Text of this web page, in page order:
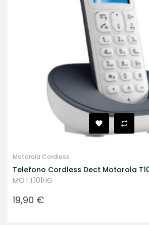
Motorola Cordless
Telefono Cordless Dect Motorola
MOTT101HG
Prezzo
19,90 €